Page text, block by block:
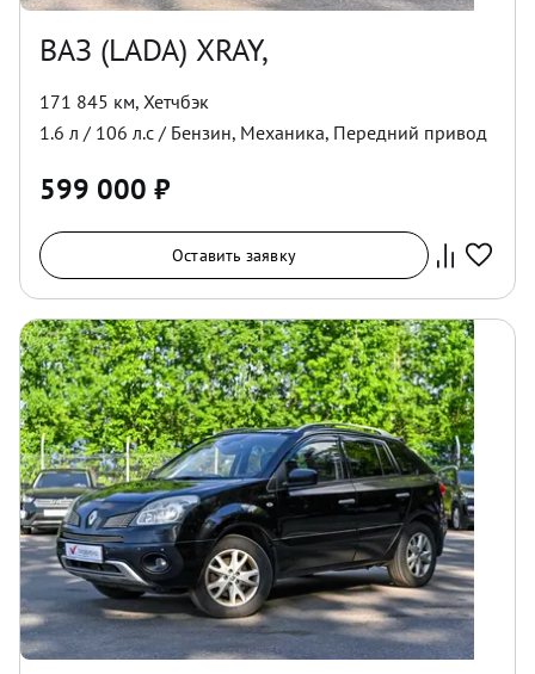
ВАЗ (LADA) XRAY,
171 845 км, Хетчбэк
1.6 л / 106 л.с / Бензин, Механика, Передний привод
599 000 ₽
Оставить заявку